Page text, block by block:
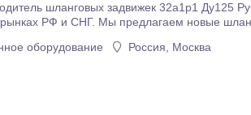
шланговых задвижек 32а1р1 Ду125
РФ и СНГ. Мы предлагаем новые
оборудование Россия, Москва